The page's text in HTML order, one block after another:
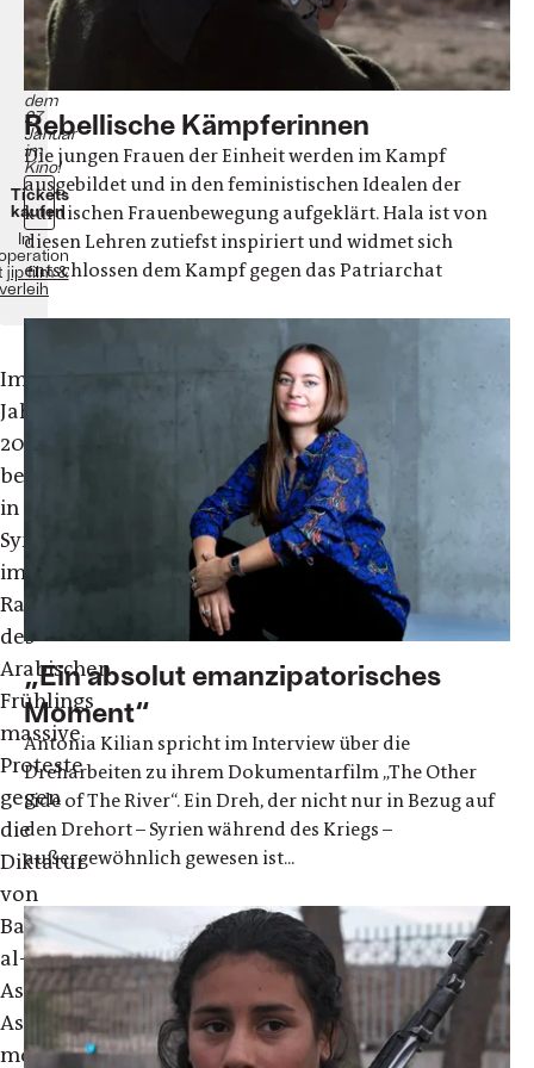
2021
92
Minuten
Ab
dem
27.
Januar
im
Kino!
Tickets
kaufen
In
jip film &
verleih
Im
Jahr
2011
begannen
in
Syrien
im
Rahmen
des
Arabischen
Frühlings
massive
Proteste
gegen
die
Diktatur
von
Baschar
al-
Assad.
Assad
mobilisierte
Rebellische Kämpferinnen
Die jungen Frauen der Einheit werden im Kampf
ausgebildet und in den feministischen Idealen der
kurdischen Frauenbewegung aufgeklärt. Hala ist von
diesen Lehren zutiefst inspiriert und widmet sich
entschlossen dem Kampf gegen das Patriarchat
„Ein absolut emanzipatorisches
Moment“
Antonia Kilian spricht im Interview über die
Dreharbeiten zu ihrem Dokumentarfilm „The Other
Side of The River“. Ein Dreh, der nicht nur in Bezug auf
den Drehort – Syrien während des Kriegs –
außergewöhnlich gewesen ist...